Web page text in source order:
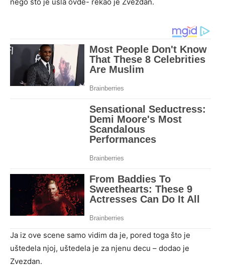
Ja iz ove scene samo vidim da je, pored toga što je
uštedela njoj, uštedela je za njenu decu – dodao je
Zvezdan.